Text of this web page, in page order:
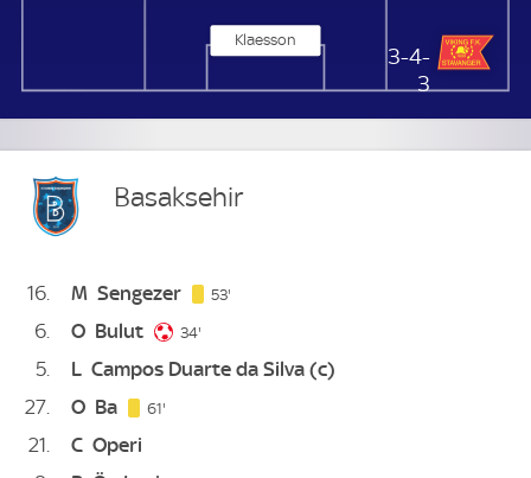
Viking
3-4-
3
Klaesson
Basaksehir
16 M Sengezer 53'
6 O Bulut 34'
5 L Campos Duarte da Silva (c)
27
O Ba 61'
21 C Operi